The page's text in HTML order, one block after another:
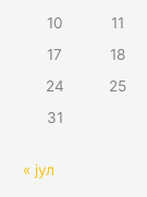
10
11
17
18
24
25
31
« јул